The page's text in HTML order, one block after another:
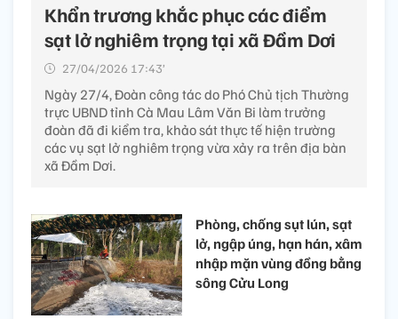
Khẩn trương khắc phục các điểm
sạt lở nghiêm trọng tại xã Đầm Dơi
27/04/2026 17:43’
Ngày 27/4, Đoàn công tác do Phó Chủ tịch Thường
trực UBND tỉnh Cà Mau Lâm Văn Bi làm trưởng
đoàn đã đi kiểm tra, khảo sát thực tế hiện trường
các vụ sạt lở nghiêm trọng vừa xảy ra trên địa bàn
xã Đầm Dơi.
Phòng, chống sụt lún, sạt
lở, ngập úng, hạn hán, xâm
nhập mặn vùng đồng bằng
sông Cửu Long